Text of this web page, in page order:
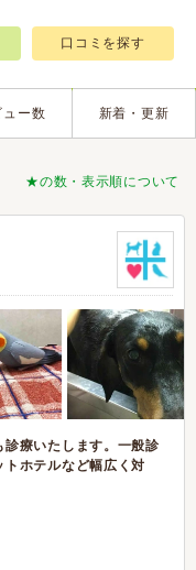
口コミを探す
ュー数 新着・更新
★の数・表示順について
療いたします。一般診
ホテルなど幅広く対